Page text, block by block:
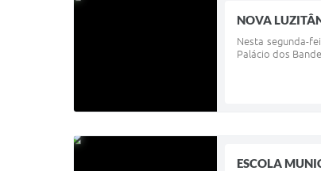
NOVA
Nesta segunda-
Palácio dos
ESCOLA